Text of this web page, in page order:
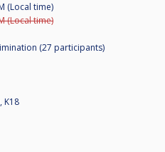
(Local time)
(Local time)
(27 participants)
K18